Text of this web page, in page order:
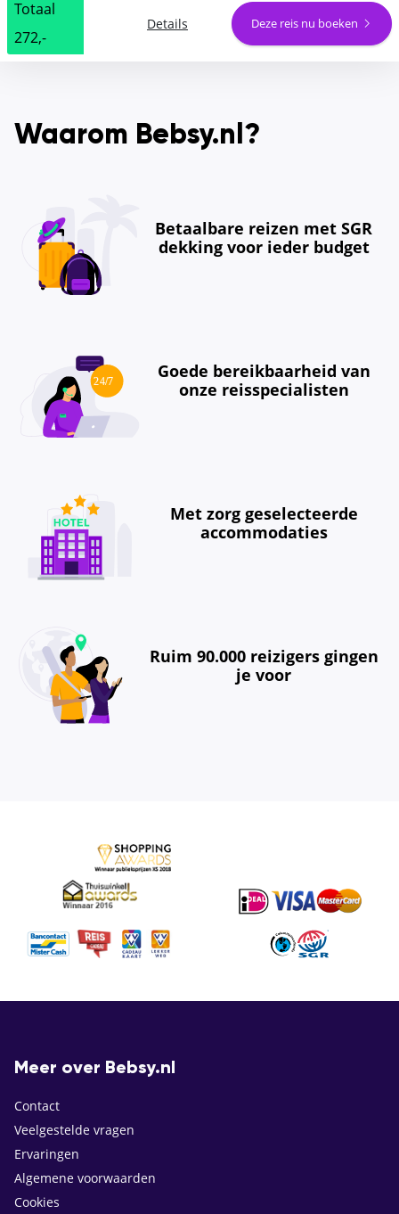
Totaal
272,-
Details Deze reis nu boeken
Waarom Bebsy.nl?
Betaalbare reizen met SGR
dekking voor ieder budget
Goede bereikbaarheid van
onze reisspecialisten
Met zorg geselecteerde
accommodaties
Ruim 90.000 reizigers gingen
je voor
Meer over Bebsy.nl
Contact
Veelgestelde vragen
Ervaringen
Algemene voorwaarden
Cookies